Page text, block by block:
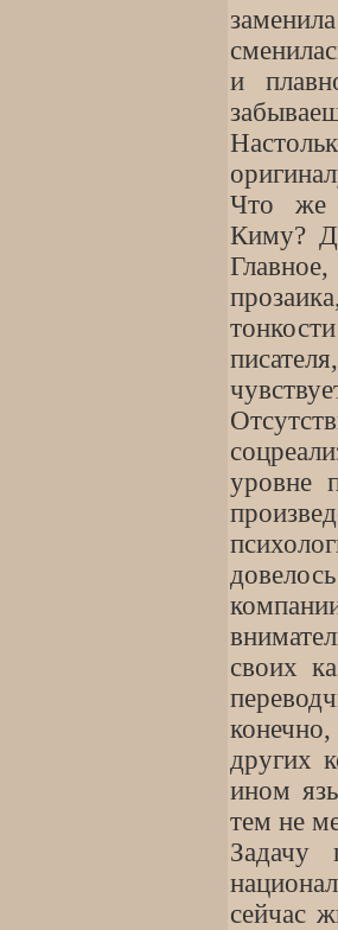
и
Что же
Киму?
уровне
своих
других
ином
тем не
Задачу
сейчас